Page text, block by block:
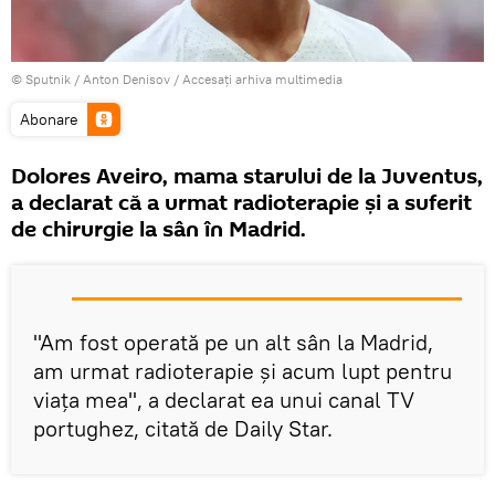
© Sputnik / Anton Denisov / Accesați arhiva multimedia
Abonare
Dolores Aveiro, mama starului de la Juventus,
a declarat că a urmat radioterapie și a suferit
de chirurgie la sân în Madrid.
"Am fost operată pe un alt sân la Madrid,
am urmat radioterapie și acum lupt pentru
viața mea", a declarat ea unui canal TV
portughez, citată de Daily Star.